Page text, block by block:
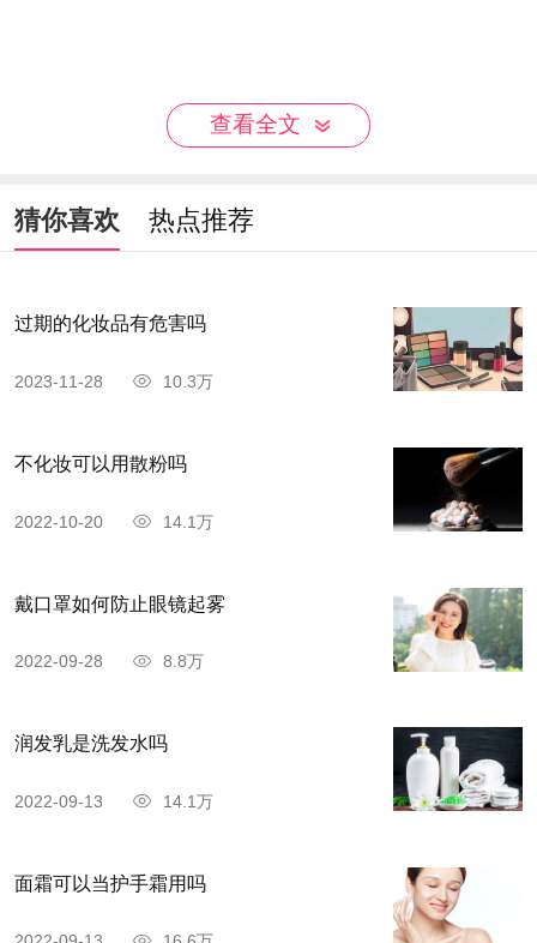
查看全文
猜你喜欢 热点推荐
过期的化妆品有危害吗
2023-11-28 10.3万
不化妆可以用散粉吗
2022-10-20 14.1万
戴口罩如何防止眼镜起雾
2022-09-28 8.8万
润发乳是洗发水吗
2022-09-13 14.1万
面霜可以当护手霜用吗